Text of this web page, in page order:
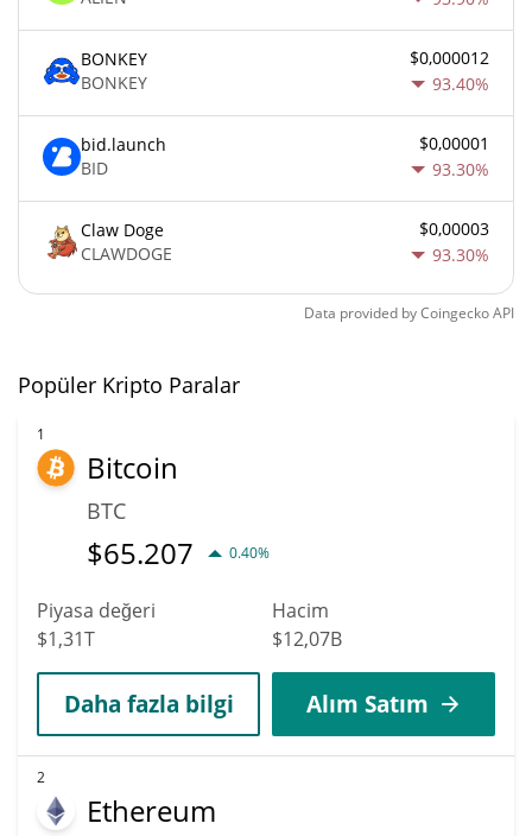
BONKEY
BONKEY
$0,000012
93.40%
bid.launch
BID
$0,00001
93.30%
Claw Doge
CLAWDOGE
$0,00003
93.30%
Data provided byCoingeckoAPI
Popüler Kripto Paralar
1
Bitcoin
BTC
$65.207 0.40%
Piyasa değeri
$1,31T
Hacim
$12,07B
Daha fazla bilgi Alım Satım
2
Ethereum